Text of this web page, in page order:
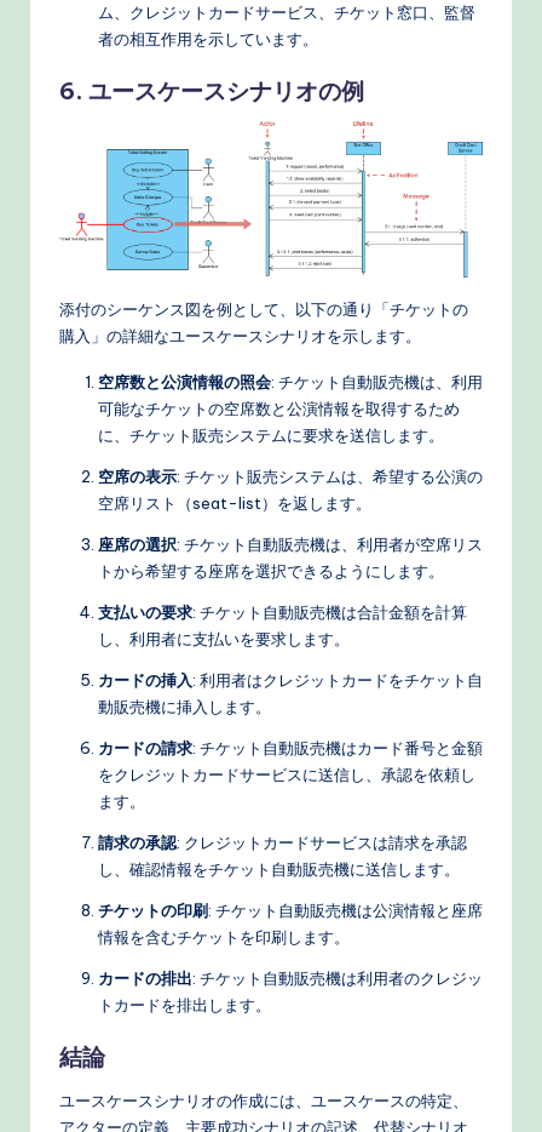
ム、クレジットカードサービス、チケット窓口、監督
者の相互作用を示しています。
6. ユースケースシナリオの例
添付のシーケンス図を例として、以下の通り「チケットの
購入」の詳細なユースケースシナリオを示します。
空席数と公演情報の照会: チケット自動販売機は、利用
可能なチケットの空席数と公演情報を取得するため
に、チケット販売システムに要求を送信します。
空席の表示: チケット販売システムは、希望する公演の
空席リスト（seat-list）を返します。
座席の選択: チケット自動販売機は、利用者が空席リス
トから希望する座席を選択できるようにします。
支払いの要求: チケット自動販売機は合計金額を計算
し、利用者に支払いを要求します。
カードの挿入: 利用者はクレジットカードをチケット自
動販売機に挿入します。
カードの請求: チケット自動販売機はカード番号と金額
をクレジットカードサービスに送信し、承認を依頼し
ます。
請求の承認: クレジットカードサービスは請求を承認
し、確認情報をチケット自動販売機に送信します。
チケットの印刷: チケット自動販売機は公演情報と座席
情報を含むチケットを印刷します。
カードの排出: チケット自動販売機は利用者のクレジッ
トカードを排出します。
結論
ユースケースシナリオの作成には、ユースケースの特定、
アクターの定義、主要成功シナリオの記述、代替シナリオ